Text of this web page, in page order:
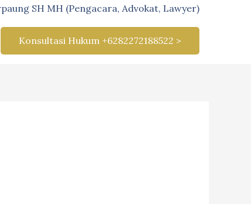
SH MH (Pengacara, Advokat, Lawyer)
Konsultasi Hukum +6282272188522 >